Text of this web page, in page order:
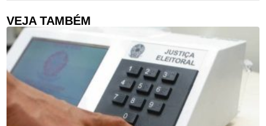
VEJA TAMBÉM